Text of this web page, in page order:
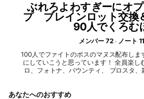
ぶれろよわすぎーにオ
プ ブレインロット交換
90人でくろむ
メンバー 72
ノート 11
100人でファイトのボスのマヌス配布しま
にしていこうと思っています！ 全員楽し
ロ、フォトナ、バウンティ、 ブロスタ、
あなたへのおすすめ